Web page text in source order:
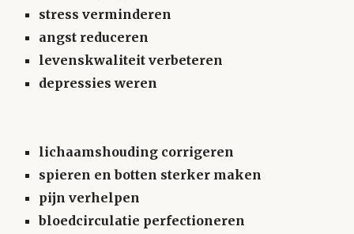
stress verminderen
angst reduceren
levenskwaliteit verbeteren
depressies weren
lichaamshouding corrigeren
spieren en botten sterker maken
pijn verhelpen
bloedcirculatie perfectioneren